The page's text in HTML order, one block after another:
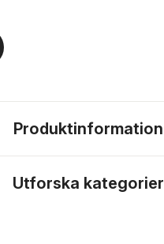
Produktinformation
Utforska kategorier